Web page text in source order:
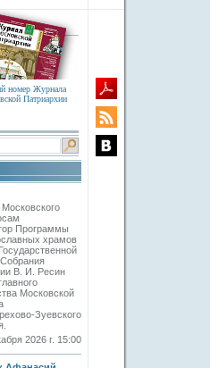
номер Журнала
Патриархии
Программы
храмов
В. И. Ресин
Московской
Зуевского
2026 г. 15:00